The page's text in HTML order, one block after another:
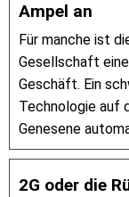
Ampel an
Für manche ist
Gesellschaft
Geschäft. Ein
Technologie auf
Genesene
2G oder die